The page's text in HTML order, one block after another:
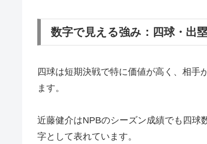
数字で見える強み：四球・出
四球は短期決戦で特に価値が高く、相手
ます。
近藤健介はNPBのシーズン成績でも四球
字として表れています。